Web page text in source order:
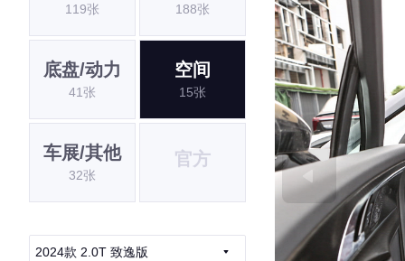
119张 188张
底盘/动力
41张
空间
15张
车展/其他
32张
官方
2024款 2.0T 致逸版